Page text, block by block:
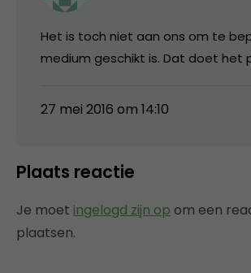
Het is toch niet aan ons om te
medium geschikt is. Dat doet het
27 mei 2016 om 14:10
Plaats reactie
Je moet ingelogd zijn op om een
plaatsen.